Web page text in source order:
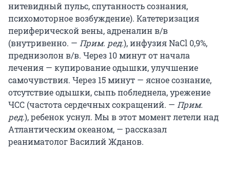
нитевидный пульс, спутанность сознания,
психомоторное возбуждение). Катетеризация
периферической вены, адреналин в/в
(внутривенно. — Прим. ред.), инфузия NaCl 0,9%,
преднизолон в/в. Через 10 минут от начала
лечения — купирование одышки, улучшение
самочувствия. Через 15 минут — ясное сознание,
отсутствие одышки, сыпь побледнела, урежение
ЧСС (частота сердечных сокращений. — Прим.
ред.), ребенок уснул. Мы в этот момент летели над
Атлантическим океаном, — рассказал
реаниматолог Василий Жданов.